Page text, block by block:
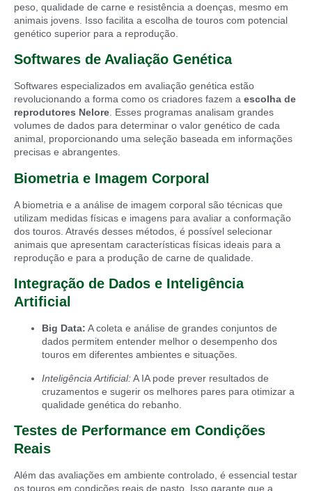
peso, qualidade de carne e resistência a doenças, mesmo em
animais jovens. Isso facilita a escolha de touros com potencial
genético superior para a reprodução.
Softwares de Avaliação Genética
Softwares especializados em avaliação genética estão
revolucionando a forma como os criadores fazem a escolha de
reprodutores Nelore. Esses programas analisam grandes
volumes de dados para determinar o valor genético de cada
animal, proporcionando uma seleção baseada em informações
precisas e abrangentes.
Biometria e Imagem Corporal
A biometria e a análise de imagem corporal são técnicas que
utilizam medidas físicas e imagens para avaliar a conformação
dos touros. Através desses métodos, é possível selecionar
animais que apresentam características físicas ideais para a
reprodução e para a produção de carne de qualidade.
Integração de Dados e Inteligência
Artificial
Big Data: A coleta e análise de grandes conjuntos de
dados permitem entender melhor o desempenho dos
touros em diferentes ambientes e situações.
Inteligência Artificial:A IA pode prever resultados de
cruzamentos e sugerir os melhores pares para otimizar a
qualidade genética do rebanho.
Testes de Performance em Condições
Reais
Além das avaliações em ambiente controlado, é essencial testar
os touros em condições reais de pasto. Isso garante que a